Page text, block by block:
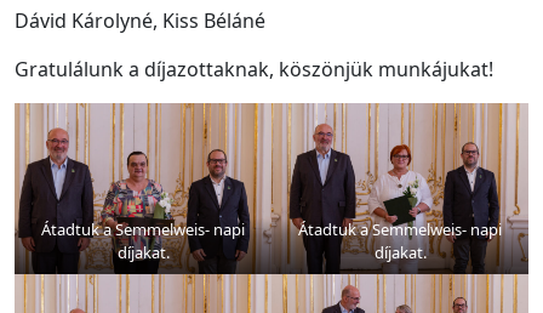
Dávid Károlyné, Kiss Béláné
Gratulálunk a díjazottaknak, köszönjük munkájukat!
Átadtuk a Semmelweis- napi
díjakat.
Átadtuk a Semmelweis- napi
díjakat.